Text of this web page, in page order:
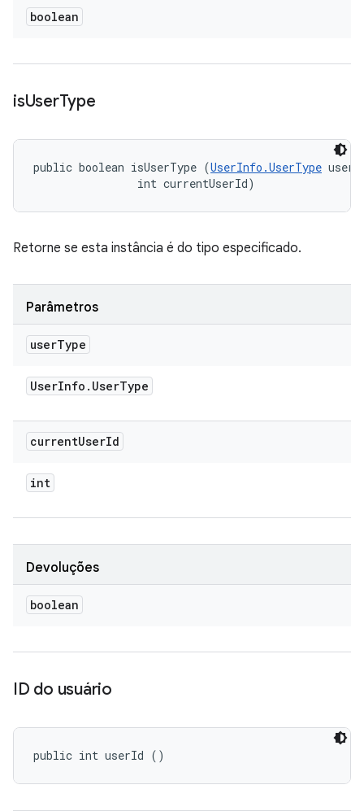
boolean
isUserType
public boolean isUserType (UserInfo.UserType
                int currentUserId)
Retorne se esta instância é do tipo especificado.
Parâmetros
userType
UserInfo . UserType
currentUserId
int
Devoluções
boolean
ID do usuário
public int userId ()